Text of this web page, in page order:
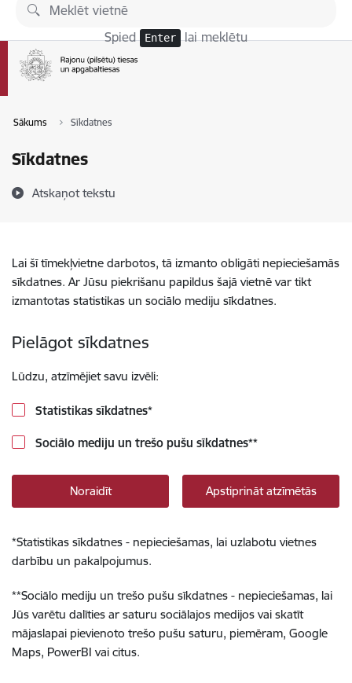
Pāriet uz lapas saturu
Spied Enter lai meklētu
Sākums Sīkdatnes
Sīkdatnes
Atskaņot tekstu
Lai šī tīmekļvietne darbotos, tā izmanto obligāti nepieciešamās
sīkdatnes. Ar Jūsu piekrišanu papildus šajā vietnē var tikt
izmantotas statistikas un sociālo mediju sīkdatnes.
Pielāgot sīkdatnes
Lūdzu, atzīmējiet savu izvēli:
Statistikas sīkdatnes*
Sociālo mediju un trešo pušu sīkdatnes**
Noraidīt Apstiprināt atzīmētās
*Statistikas sīkdatnes - nepieciešamas, lai uzlabotu vietnes
darbību un pakalpojumus.
**Sociālo mediju un trešo pušu sīkdatnes - nepieciešamas, lai
Jūs varētu dalīties ar saturu sociālajos medijos vai skatīt
mājaslapai pievienoto trešo pušu saturu, piemēram, Google
Maps, PowerBI vai citus.